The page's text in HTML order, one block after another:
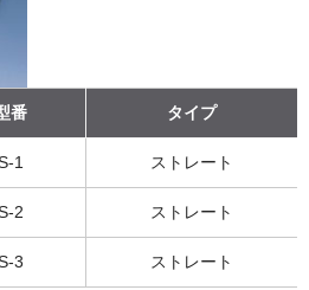
番 タイプ
1 ストレート
2 ストレート
3 ストレート